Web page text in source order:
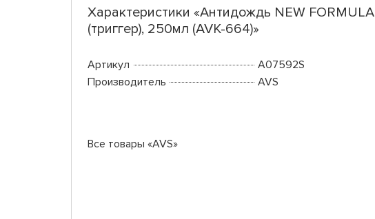
Характеристики «Антидождь NEW FORMULA
(триггер), 250мл (AVK-664)»
Артикул
A07592S
Производитель
AVS
Все товары «AVS»